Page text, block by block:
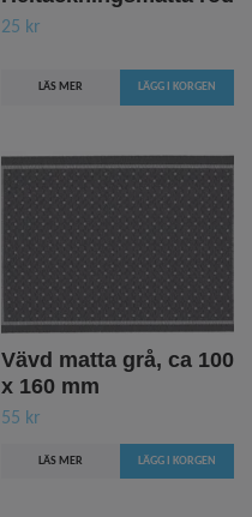
25 kr
LÄS MER
Vävd matta grå, ca 100
x 160 mm
55 kr
LÄS MER